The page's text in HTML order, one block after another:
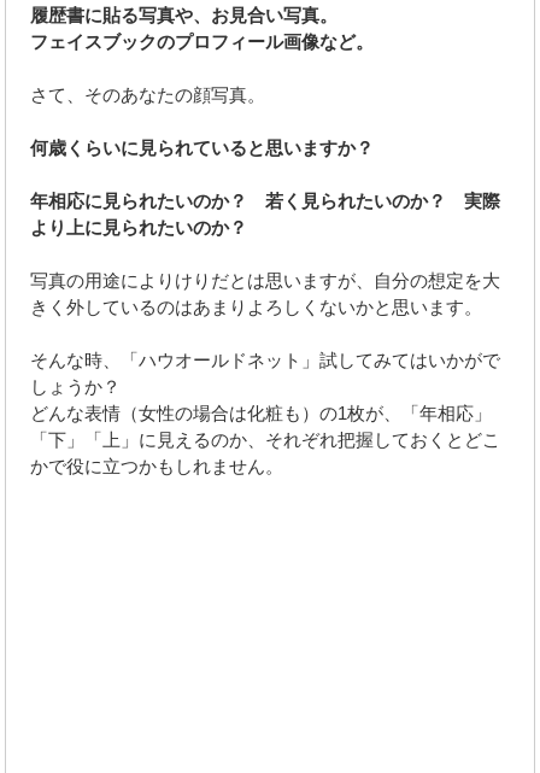
履歴書に貼る写真や、お見合い写真。
フェイスブックのプロフィール画像など。
さて、そのあなたの顔写真。
何歳くらいに見られていると思いますか？
年相応に見られたいのか？ 若く見られたいのか？ 実際
より上に見られたいのか？
写真の用途によりけりだとは思いますが、自分の想定を大
きく外しているのはあまりよろしくないかと思います。
そんな時、「ハウオールドネット」試してみてはいかがで
しょうか？
どんな表情（女性の場合は化粧も）の1枚が、「年相応」
「下」「上」に見えるのか、それぞれ把握しておくとどこ
かで役に立つかもしれません。